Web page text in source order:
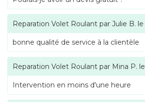
Reparation Volet Roulant par Julie B. le
bonne qualité de service à la clientèle
Reparation Volet Roulant par Mina P. le
Intervention en moins d'une heure